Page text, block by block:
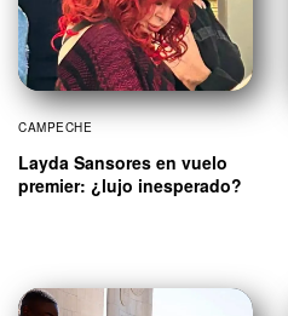
CAMPECHE
Layda Sansores en vuelo
premier: ¿lujo inesperado?